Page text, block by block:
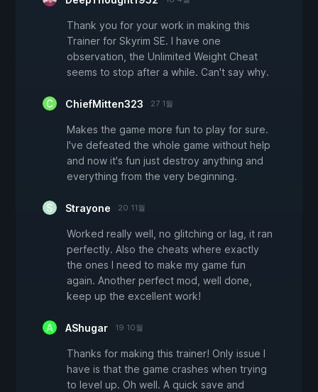
Thank you for your work in making this
Trainer for Skyrim SE. I have one
observation, the Unlimited Weight Cheat
seems to stop after a while. Can't say why.
ChiefMitten323 27 1월
Makes the game more fun to play for sure.
I've defeated the whole game without help
and now it's fun just destroy anything and
everything from the very beginning.
Strayone 20 11월
Worked really well, no glitching or lag, it ran
perfectly. Also the cheats where exactly
the ones I need to make my game fun
again. Another perfect mod, well done,
keep up the excellent work!
AShugar 19 10월
Thanks for making this trainer! Only issue I
have is that the game crashes when trying
to level up. Oh well. A quick save and